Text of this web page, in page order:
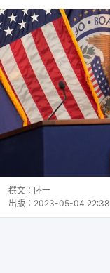
撰文： 陸一
出版： 2023-05-04 22:38